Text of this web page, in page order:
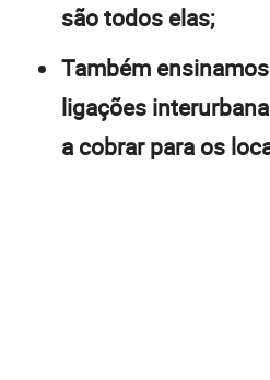
são todos elas;
Também
ligações
a cobrar para os